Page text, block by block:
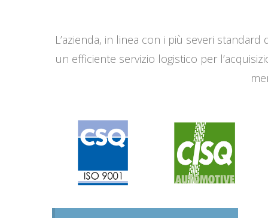
L’azienda, in linea con i più severi
un efficiente servizio logistico per